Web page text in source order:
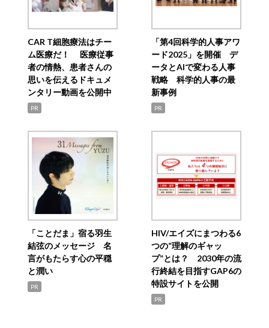
CAR T細胞療法はチー
ム医療だ！ 医療従事
者の情熱、患者さんの
思いを伝えるドキュメ
ンタリー動画を公開中
PR
「第4回科学的人事アワ
ード2025」を開催 デ
ータとAIで変わる人事
戦略 科学的人事の最
新事例
PR
「ことだま」宿る羽生
結弦のメッセージ 名
言がもたらす心の平穏
と潤い
PR
HIV/エイズにまつわる6
つの“理解のギャッ
プ”とは？ 2030年の流
行終結を目指すGAP6の
特設サイトを公開
PR